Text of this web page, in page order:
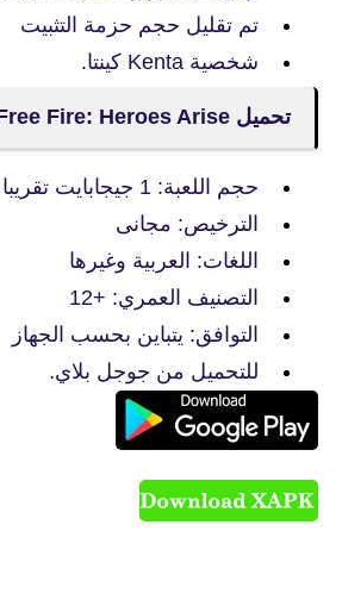
تم تقليل حجم حزمة التثبيت
شخصية Kenta كينتا.
تحميل Garena Free Fire: Heroes Arise
حجم اللعبة: 1 جيجابايت تقريبا
الترخيص: مجانى
اللغات: العربية وغيرها
التصنيف العمري: +12
التوافق: يتباين بحسب الجهاز
للتحميل من جوجل بلاي.